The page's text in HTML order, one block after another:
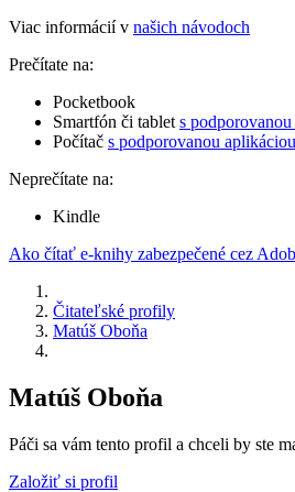
Viac informácií v našich návodoch
Prečítate na:
Pocketbook
Smartfón či tablet s
Počítač s podporovanou aplikáciou
Neprečítate na:
Kindle
Ako čítať e-knihy zabezpečené cez
Čitateľské profily
Matúš Oboňa
Matúš Oboňa
Páči sa vám tento profil a chceli by ste
Založiť si profil